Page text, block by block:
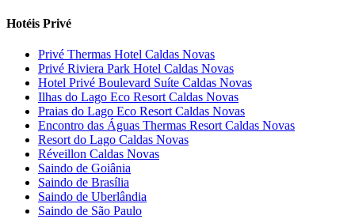
Hotéis Privé
Privé Thermas Hotel Caldas Novas
Privé Riviera Park Hotel Caldas Novas
Hotel Privé Boulevard Suíte Caldas Novas
Ilhas do Lago Eco Resort Caldas Novas
Praias do Lago Eco Resort Caldas Novas
Encontro das Águas Thermas Resort Caldas Novas
Resort do Lago Caldas Novas
Réveillon Caldas Novas
Saindo de Goiânia
Saindo de Brasília
Saindo de Uberlândia
Saindo de São Paulo